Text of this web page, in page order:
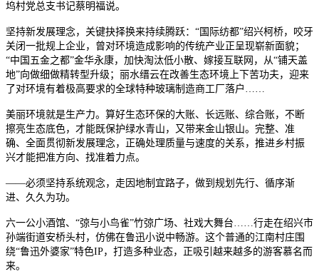
坞村党总支书记蔡明福说。
坚持新发展理念，关键抉择换来持续腾跃：“国际纺都”绍兴柯桥，咬牙
关闭一批规上企业，曾对环境造成影响的传统产业正呈现崭新面貌；
“中国五金之都”金华永康，加快淘汰低小散、嫁接互联网，从“铺天盖
地”向做细做精转型升级；丽水缙云在改善生态环境上下苦功夫，迎来
了对环境有着极高要求的全球特种玻璃制造商工厂落户……
美丽环境就是生产力。算好生态环保的大账、长远账、综合账，不断
擦亮生态底色，才能既保护绿水青山，又带来金山银山。完整、准
确、全面贯彻新发展理念，正确处理质量与速度的关系，推进乡村振
兴才能把准方向、找准着力点。
——必须坚持系统观念，走因地制宜路子，做到规划先行、循序渐
进、久久为功。
六一公小酒馆、“弶与小鸟雀”竹弶广场、社戏大舞台……行走在绍兴市
孙端街道安桥头村，仿佛在鲁迅小说中畅游。这个普通的江南村庄围
绕“鲁迅外婆家”特色IP，打造多种业态，正吸引越来越多的游客慕名而
来。